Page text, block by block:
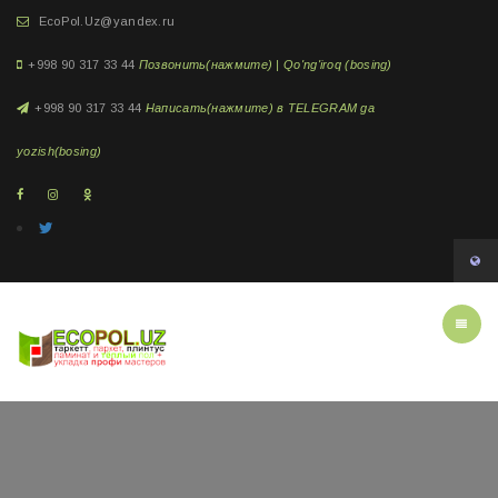
EcoPol.Uz@yandex.ru
+998 90 317 33 44 Позвонить(нажмите) | Qo'ng'iroq (bosing)
+998 90 317 33 44 Написать(нажмите) в TELEGRAM ga
yozish(bosing)